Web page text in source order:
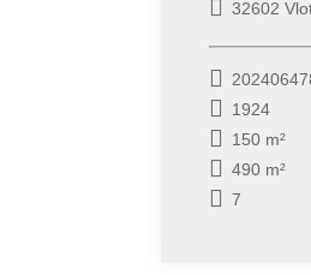
32602
1924
150 m²
490 m²
7